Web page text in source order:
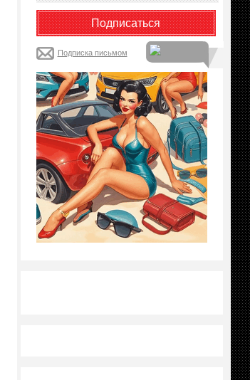
Подписка письмом